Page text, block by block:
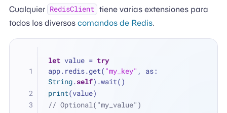
Cualquier RedisClient tiene varias extensiones para
todos los diversos comandos de Redis.
let value = try
app.redis.get( "my_key"
String.self).wait()
print(value)
// Optional("my_value")